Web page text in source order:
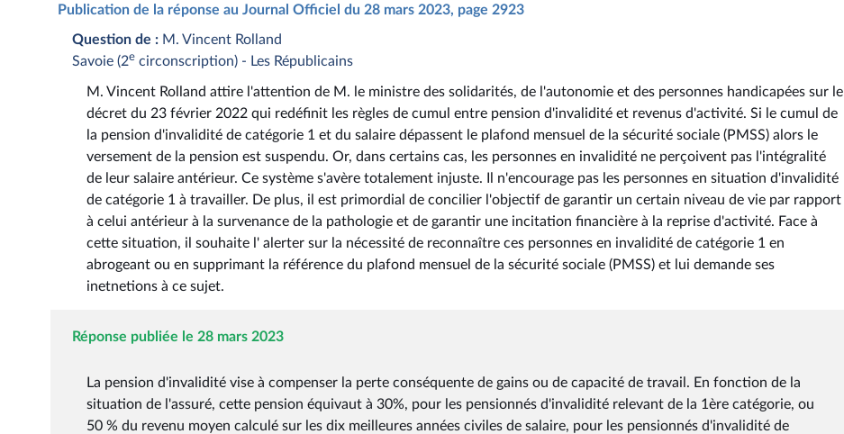
Publication de la réponse au Journal Officiel du 28 mars 2023, page 2923
Question de : M. Vincent Rolland
Savoie (2e circonscription) - Les Républicains
M. Vincent Rolland attire l'attention de M. le ministre des solidarités, de l'autonomie et des personnes handicapées sur le
décret du 23 février 2022 qui redéfinit les règles de cumul entre pension d'invalidité et revenus d'activité. Si le cumul de
la pension d'invalidité de catégorie 1 et du salaire dépassent le plafond mensuel de la sécurité sociale (PMSS) alors le
versement de la pension est suspendu. Or, dans certains cas, les personnes en invalidité ne perçoivent pas l'intégralité
de leur salaire antérieur. Ce système s'avère totalement injuste. Il n'encourage pas les personnes en situation d'invalidité
de catégorie 1 à travailler. De plus, il est primordial de concilier l'objectif de garantir un certain niveau de vie par rapport
à celui antérieur à la survenance de la pathologie et de garantir une incitation financière à la reprise d'activité. Face à
cette situation, il souhaite l' alerter sur la nécessité de reconnaître ces personnes en invalidité de catégorie 1 en
abrogeant ou en supprimant la référence du plafond mensuel de la sécurité sociale (PMSS) et lui demande ses
inetnetions à ce sujet.
Réponse publiée le 28 mars 2023
La pension d'invalidité vise à compenser la perte conséquente de gains ou de capacité de travail. En fonction de la
situation de l'assuré, cette pension équivaut à 30%, pour les pensionnés d'invalidité relevant de la 1ère catégorie, ou
50 % du revenu moyen calculé sur les dix meilleures années civiles de salaire, pour les pensionnés d'invalidité de